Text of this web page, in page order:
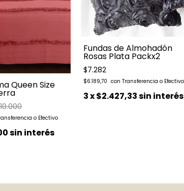
Queen Size
sin interés
Fundas de Almohadón
Rosas Plata Packx2
$7.282
$6.189,70
3x$2.427,33sin interés